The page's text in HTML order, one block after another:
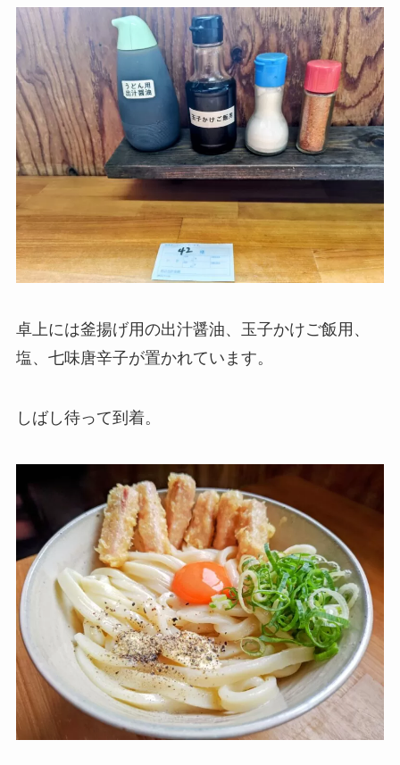
卓上には釜揚げ用の出汁醤油、玉子かけご飯用、
塩、七味唐辛子が置かれています。
しばし待って到着。